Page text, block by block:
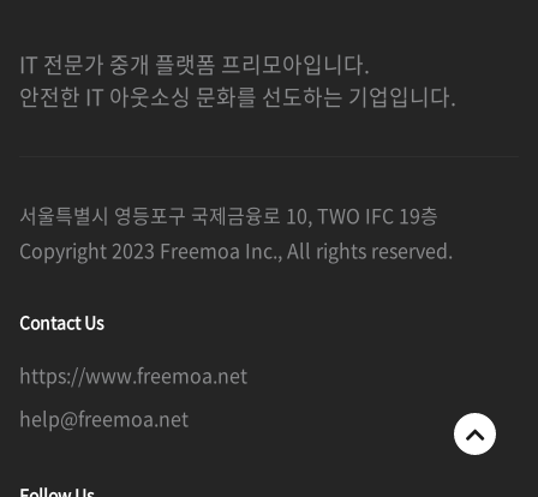
IT 전문가 중개 플랫폼 프리모아입니다.
안전한 IT 아웃소싱 문화를 선도하는 기업입니다.
서울특별시 영등포구 국제금융로 10, TWO IFC 19층
Copyright 2023 Freemoa Inc., All rights reserved.
Contact Us
https://www.freemoa.net
help@freemoa.net